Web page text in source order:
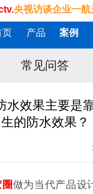
央视访谈企业一
页 产品 案例
常见问答
水效果主要是
生的防水效果？
做为当代产品设